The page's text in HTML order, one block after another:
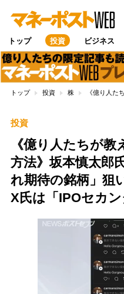
トップ 投資 ビジネス
トップ 投資 株 《億り人た
投資
《億り人たちが
方法》坂本慎太郎
れ期待の銘柄」狙
X氏は「IPOセカ